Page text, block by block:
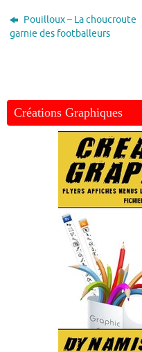
Pouilloux – La choucroute
garnie des footballeurs
Créations Graphiques